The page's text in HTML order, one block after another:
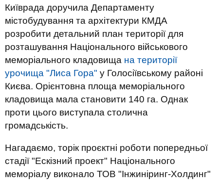
Київрада доручила Департаменту
містобудування та архітектури КМДА
розробити детальний план території для
розташування Національного військового
меморіального кладовища на території
урочища "Лиса Гора" у Голосіївському районі
Києва. Орієнтовна площа меморіального
кладовища мала становити 140 га. Однак
проти цього виступала столична
громадськість.
Нагадаємо, торік проєктні роботи попередньої
стадії "Ескізний проект" Національного
меморіалу виконало ТОВ "Інжиніринг-Холдинг"